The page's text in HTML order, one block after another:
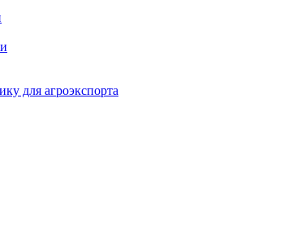
для агроэкспорта